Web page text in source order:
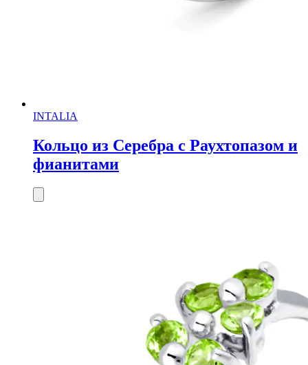
INTALIA
Кольцо из Серебра с Раухтопазом и
фианитами